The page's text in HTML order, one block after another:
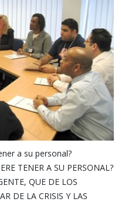
a su personal?
TENER A SU PERSONAL?
QUE DE LOS
DE LA CRISIS Y LAS